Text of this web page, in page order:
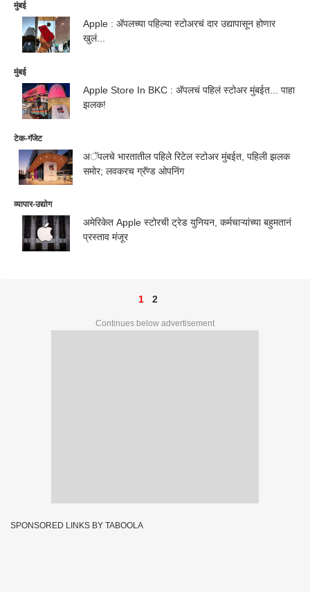
मुंबई
Apple : अ‍ॅपलच्या पहिल्या स्टोअरचं दार उद्यापासून होणार
खुलं...
मुंबई
Apple Store In BKC : अ‍ॅपलचं पहिलं स्टोअर मुंबईत... पाहा
झलक!
टेक-गॅजेट
अॅपलचे भारतातील पहिले रिटेल स्टोअर मुंबईत, पहिली झलक
समोर; लवकरच ग्रॅण्ड ओपनिंग
व्यापार-उद्योग
अमेरिकेत Apple स्टोरची ट्रेड युनियन, कर्मचाऱ्यांच्या बहुमतानं
प्रस्ताव मंजूर
1 2
Continues below advertisement
SPONSORED LINKS BY TABOOLA